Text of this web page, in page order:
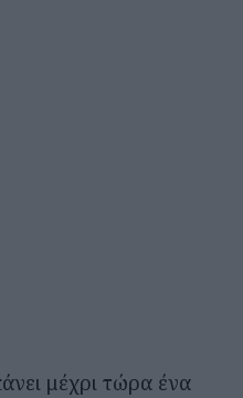
μέχρι τώρα ένα